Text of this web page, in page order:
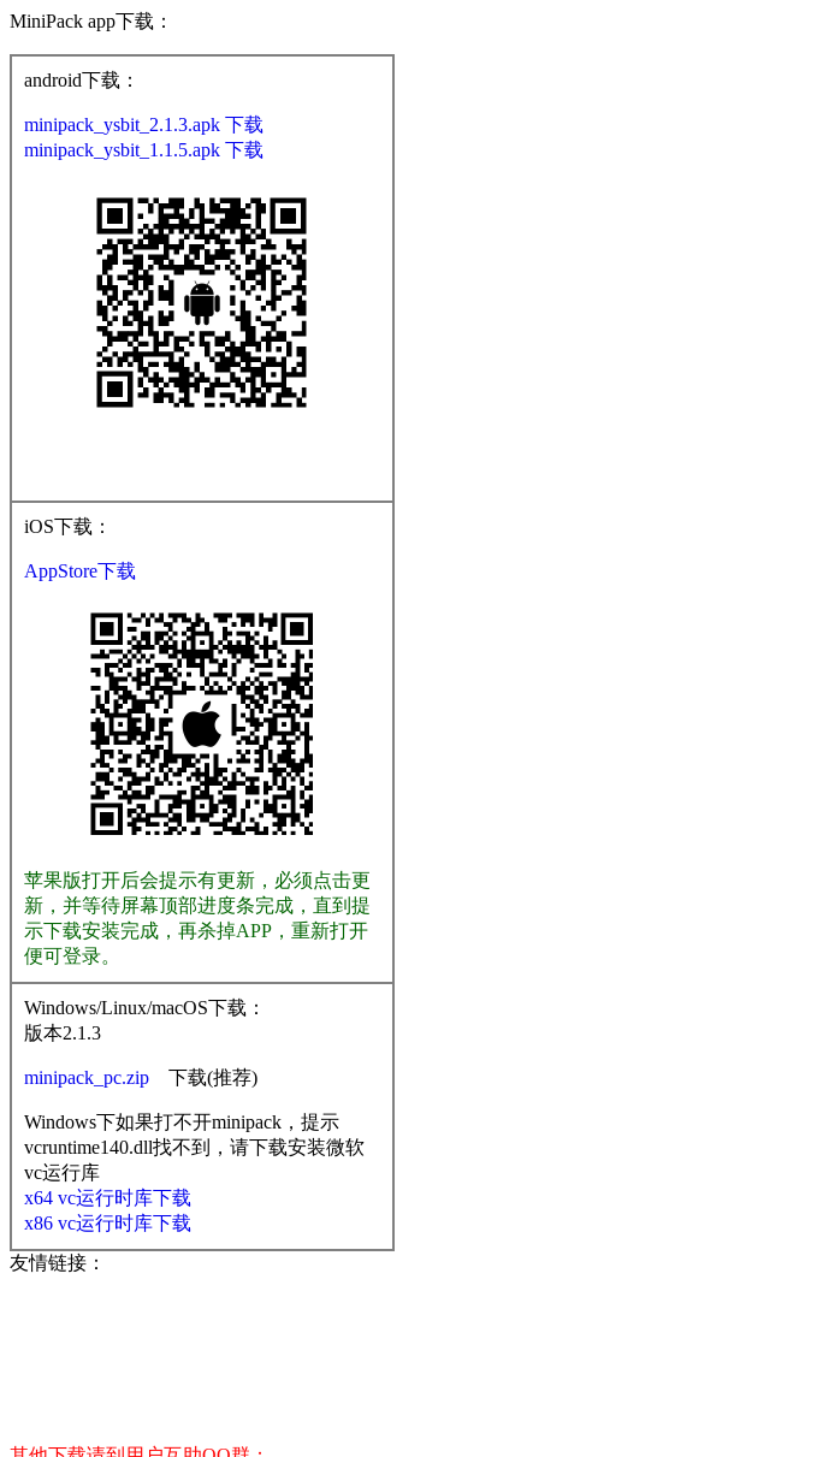
MiniPack app下载：
android下载：
minipack_ysbit_2.1.3.apk 下载
minipack_ysbit_1.1.5.apk 下载
iOS下载：
AppStore下载
苹果版打开后会提示有更新，必须点击更
新，并等待屏幕顶部进度条完成，直到提
示下载安装完成，再杀掉APP，重新打开
便可登录。
Windows/Linux/macOS下载：
版本2.1.3
minipack_pc.zip 下载(推荐)
Windows下如果打不开minipack，提示
vcruntime140.dll找不到，请下载安装微软
vc运行库
x64 vc运行时库下载
x86 vc运行时库下载
友情链接：